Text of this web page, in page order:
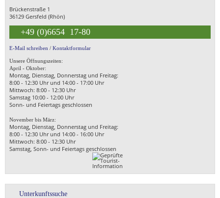
Brückenstraße 1
36129 Gersfeld (Rhön)
+49 (0)6654 17-80
E-Mail schreiben / Kontaktformular
Unsere Öffnungszeiten:
April - Oktober:
Montag, Dienstag, Donnerstag und Freitag:
8:00 - 12:30 Uhr und 14:00 - 17:00 Uhr
Mittwoch: 8:00 - 12:30 Uhr
Samstag 10:00 - 12:00 Uhr
Sonn- und Feiertags geschlossen
November bis März:
Montag, Dienstag, Donnerstag und Freitag:
8:00 - 12:30 Uhr und 14:00 - 16:00 Uhr
Mittwoch: 8:00 - 12:30 Uhr
Samstag, Sonn- und Feiertags geschlossen
Unterkunftssuche